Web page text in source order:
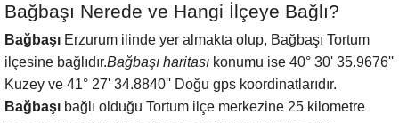
Bağbaşı Nerede ve Hangi İlçeye Bağlı?
Bağbaşı Erzurum ilinde yer almakta olup, Bağbaşı Tortum
ilçesine bağlıdır.Bağbaşı haritası konumu ise 40° 30' 35.9676''
Kuzey ve 41° 27' 34.8840'' Doğu gps koordinatlarıdır.
Bağbaşı bağlı olduğu Tortum ilçe merkezine 25 kilometre